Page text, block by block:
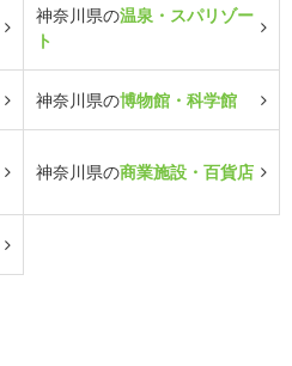
神奈川県の温泉・スパリゾー
ト
神奈川県の博物館・科学館
神奈川県の商業施設・百貨店